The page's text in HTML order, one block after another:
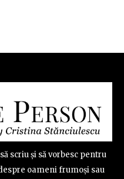
scriu și să vorbesc pentru
oameni frumoși sau